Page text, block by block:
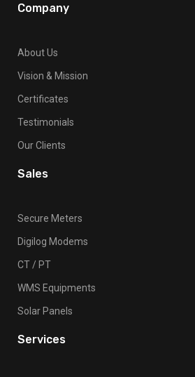
Company
About Us
Vision & Mission
Certificates
Testimonials
Our Clients
Sales
Secure Meters
Digilog Modems
CT / PT
WMS Equipments
Solar Panels
Services